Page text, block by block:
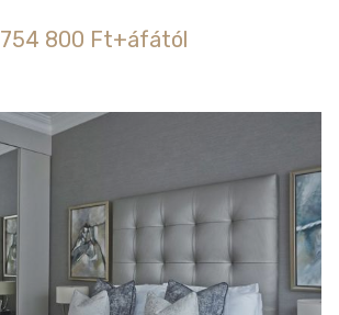
754 800 Ft+áfától